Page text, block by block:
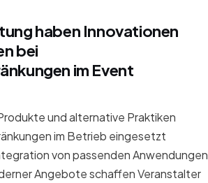
haben Innovationen
bei
im Event
und alternative Praktiken
im Betrieb eingesetzt
von passenden Anwendungen
Angebote schaffen Veranstalter